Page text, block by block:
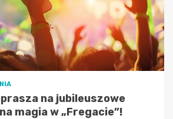
na jubileuszowe
magia w „Fregacie”!